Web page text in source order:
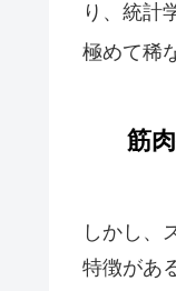
り、統計
極めて稀
筋
しかし、
特徴があ